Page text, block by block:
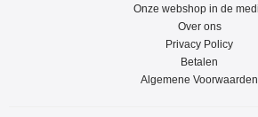
Onze webshop in de
Over ons
Privacy Policy
Betalen
Algemene Voorwaarden